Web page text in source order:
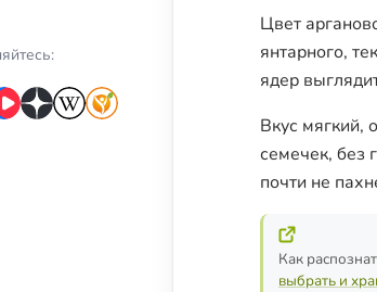
Цвет
янтарного,
ядер
Вкус мягкий,
семечек, без
почти не
Как
выбрать и